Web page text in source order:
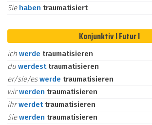
Sie haben traumatisiert
Konjunktiv I Futur I
ich werde traumatisieren
du werdest traumatisieren
er/sie/eswerde traumatisieren
wirwerden traumatisieren
ihrwerdet traumatisieren
Siewerden traumatisieren